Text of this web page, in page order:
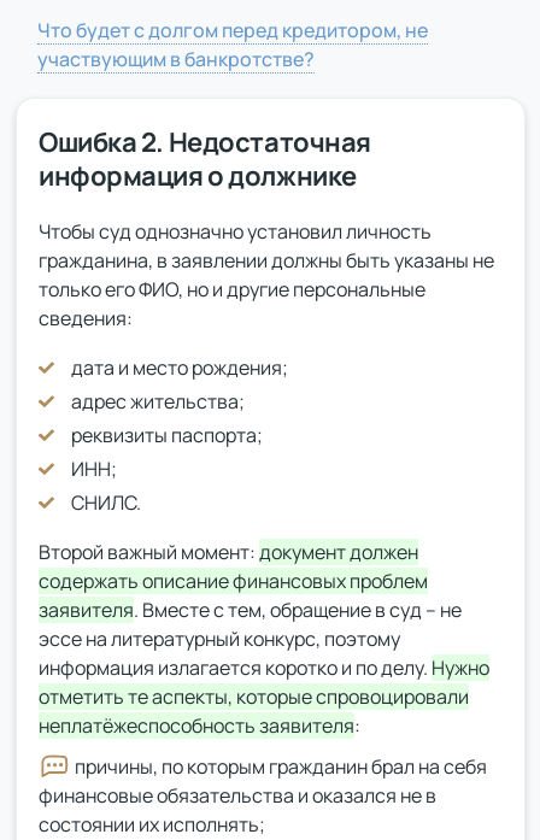
Что будет с долгом перед кредитором, не
участвующим в банкротстве?
Ошибка 2. Недостаточная
информация о должнике
Чтобы суд однозначно установил личность
гражданина, в заявлении должны быть указаны не
только его ФИО, но и другие персональные
сведения:
дата и место рождения;
адрес жительства;
реквизиты паспорта;
ИНН;
СНИЛС.
Второй важный момент:документ должен
содержать описание финансовых проблем
заявителя. Вместе с тем, обращение в суд – не
эссе на литературный конкурс, поэтому
информация излагается коротко и по делу. Нужно
отметить те аспекты, которые спровоцировали
неплатёжеспособность заявителя:
причины, по которым гражданин брал на себя
финансовые обязательства и оказался не в
состоянии их исполнять;